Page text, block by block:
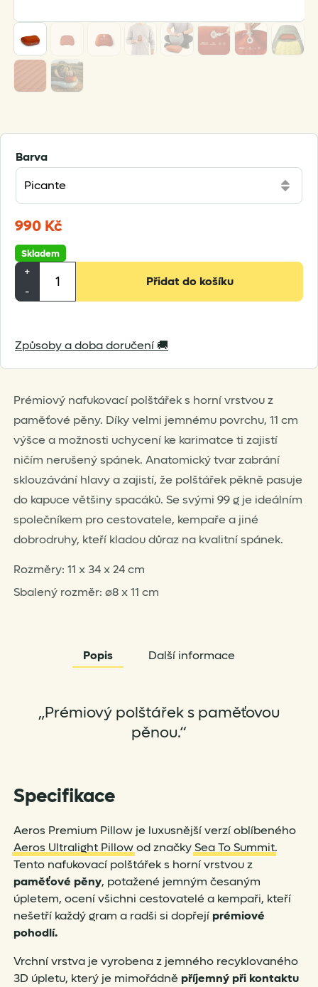
Prémiový nafukovací polštářek s horní vrstvou z
paměťové pěny. Díky velmi jemnému povrchu, 11 cm
výšce a možnosti uchycení ke karimatce ti zajistí
ničím nerušený spánek. Anatomický tvar zabrání
sklouzávání hlavy a zajistí, že polštářek pěkně pasuje
do kapuce většiny spacáků. Se svými 99 g je ideálním
společníkem pro cestovatele, kempaře a jiné
dobrodruhy, kteří kladou důraz na kvalitní spánek.
Barva
990 Kč
Skladem
+
-
Premium
Pillow
množství
Přidat do košíku
Způsoby a doba doručení 🚚
Rozměry: 11 x 34 x 24 cm
Sbalený rozměr: ø8 x 11 cm
Popis Další informace
„Prémiový polštářek s paměťovou
pěnou.“
Specifikace
Aeros Premium Pillow je luxusnější verzí oblíbeného
Aeros Ultralight Pillowod značkySea To Summit.
Tento nafukovací polštářek s horní vrstvou z
paměťové pěny, potažené jemným česaným
úpletem, ocení všichni cestovatelé a kempaři, kteří
nešetří každý gram a radši si dopřejí prémiové
pohodlí.
Vrchní vrstva je vyrobena z jemného recyklovaného
3D úpletu, který je mimořádně příjemný při kontaktu